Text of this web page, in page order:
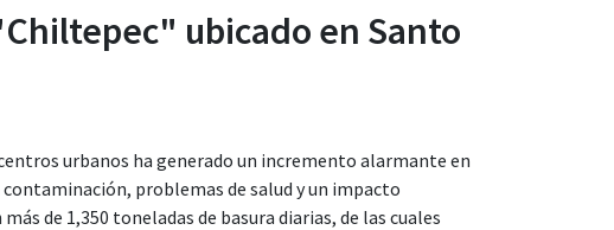
ubicado en Santo
urbanos ha generado un incremento alarmante en
problemas de salud y un impacto
de 1,350 toneladas de basura diarias, de las cuales